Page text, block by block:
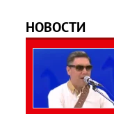
НОВОСТИ